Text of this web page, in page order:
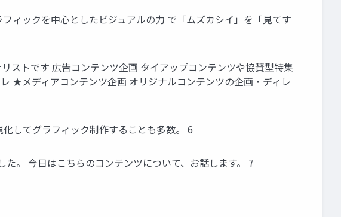
ィックを中⼼としたビジュアルの⼒ で「ムズカシイ」を「⾒てす
ストです 広告コンテンツ企画 タイアップコンテンツや協賛型特集
★メディアコンテンツ企画 オリジナルコンテンツの企画・ディレ
してグラフィック制作することも多数。 6
。 今⽇はこちらのコンテンツについて、お話します。 7